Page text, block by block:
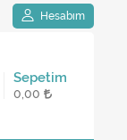
Hesabım
Sepetim
0,00